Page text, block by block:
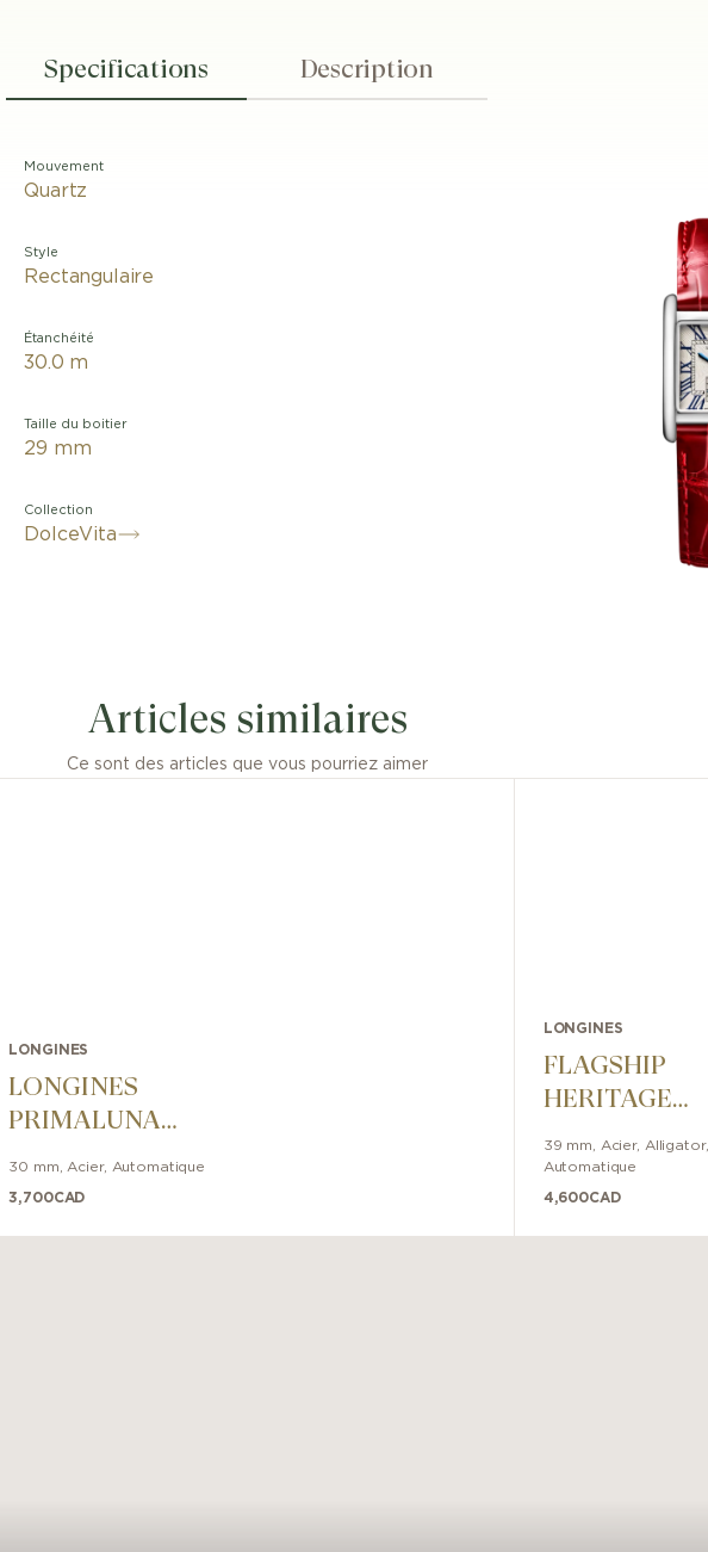
Specifications Description
Mouvement
Quartz
Style
Rectangulaire
Étanchéité
30.0 m
Taille du boitier
29 mm
Collection
DolceVita
Articles similaires
Ce sont des articles que vous pourriez aimer
LONGINES
LONGINES
PRIMALUNA
30 mm Acier, Automatique
3,700CAD
LONGINES
FLAGSHIP
HERITAGE
39 mm Acier, Alligator,
Automatique
4,600CAD